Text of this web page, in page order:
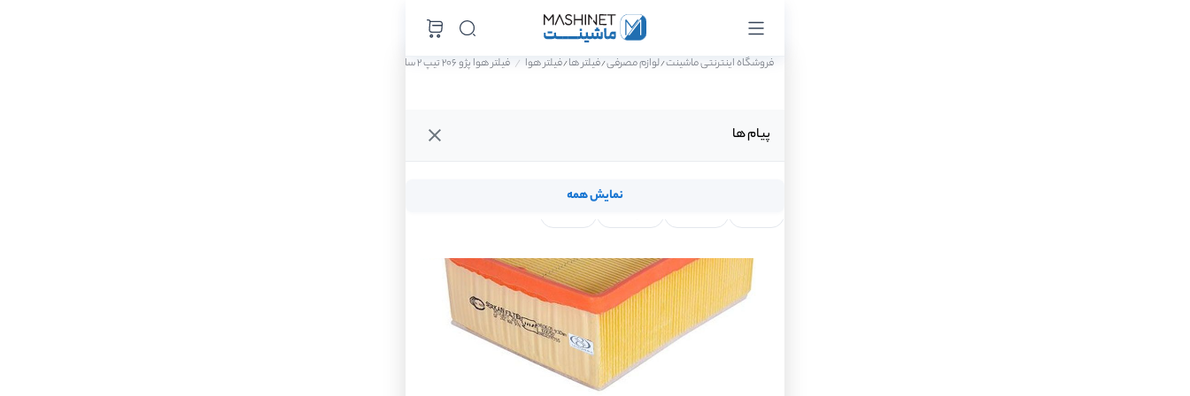
پیام ها
نمایش همه
فروشگاه اینترنتی ماشینت/لوازم مصرفی/فیلتر ها/فیلتر هوا فیلتر هوا پژو 206 تیپ 2 سال 1390